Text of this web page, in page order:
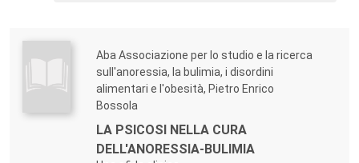
una domanda di cura effettiva che trovi il suo fondamento
nella parola del soggetto? In che modo l'Associazione
contribuisce alla definizione di un trattamento preliminare
dell'anoressia e bulimia? Come l'intervento istituzionale si
prende carico di un godimento maligno che conduce il
soggetto alla sua rovina? Come la strategia del piccolo
gruppo monosintomatico può aiutare il soggetto a
Aba Associazione per lo studio e la ricerca
sull'anoressia, la bulimia, i disordini
alimentari e l'obesità, Pietro Enrico
Bossola
LA PSICOSI NELLA CURA
DELL'ANORESSIA-BULIMIA